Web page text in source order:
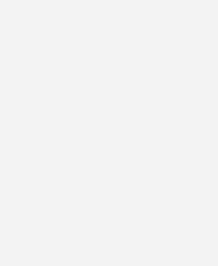
wird am Tag weniger als ­eine viertel
Sendeleistung beträgt nur ein Bruchteil der
mit anderen Funkgeräten ist in
Thema. Die Leute gehen offensichtlich
auch bei Flächenheizungen ein?
ein Mischbetrieb ist einfach möglich. Oft
Räume im Erdgeschoss mit
werden und im Obergeschoss
Das Bediengerät kommuniziert dann mit
in den Verteilern und mit den